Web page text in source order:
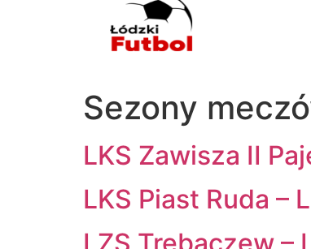
Sezony
LKS Zawisza II
LKS Piast Ruda –